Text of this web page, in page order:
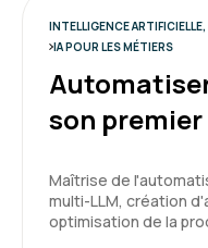
INTELLIGENCE
IA POUR LES MÉTIERS
son
Maîtrise de
multi-LLM, création
optimisation de la